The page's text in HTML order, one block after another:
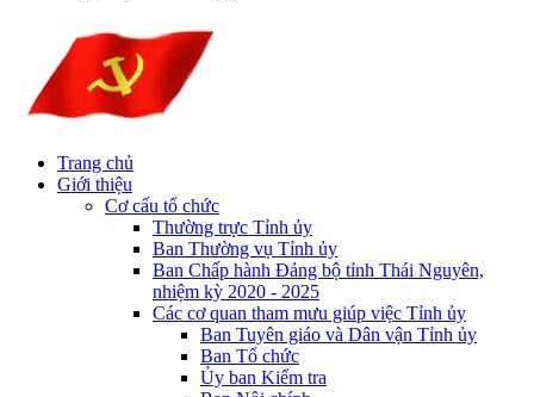
Trang chủ
Giới thiệu
Cơ cấu tổ chức
Thường trực Tỉnh ủy
Ban Thường vụ Tỉnh ủy
Ban Chấp hành Đảng bộ tỉnh Thái Nguyên,
nhiệm kỳ 2020 - 2025
Các cơ quan tham mưu giúp việc Tỉnh ủy
Ban Tuyên giáo và Dân vận Tỉnh ủy
Ban Tổ chức
Ủy ban Kiểm tra